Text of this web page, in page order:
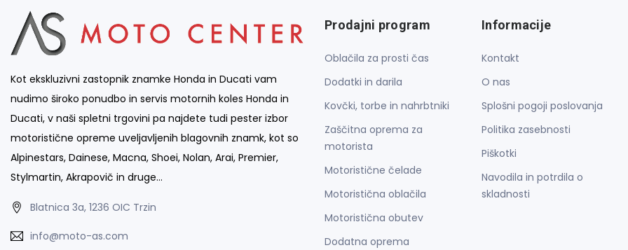
Kot ekskluzivni zastopnik znamke Honda in Ducati vam
nudimo široko ponudbo in servis motornih koles Honda in
Ducati, v naši spletni trgovini pa najdete tudi pester izbor
motoristične opreme uveljavljenih blagovnih znamk, kot so
Alpinestars, Dainese, Macna, Shoei, Nolan, Arai, Premier,
Stylmartin, Akrapovič in druge…
Blatnica 3a, 1236 OIC Trzin
info@moto-as.com
Prodajni program
Oblačila za prosti čas
Dodatki in darila
Kovčki, torbe in nahrbtniki
Zaščitna oprema za
motorista
Motoristične čelade
Motoristična oblačila
Motoristična obutev
Dodatna oprema
Informacije
Kontakt
O nas
Splošni pogoji poslovanja
Politika zasebnosti
Piškotki
Navodila in potrdila o
skladnosti